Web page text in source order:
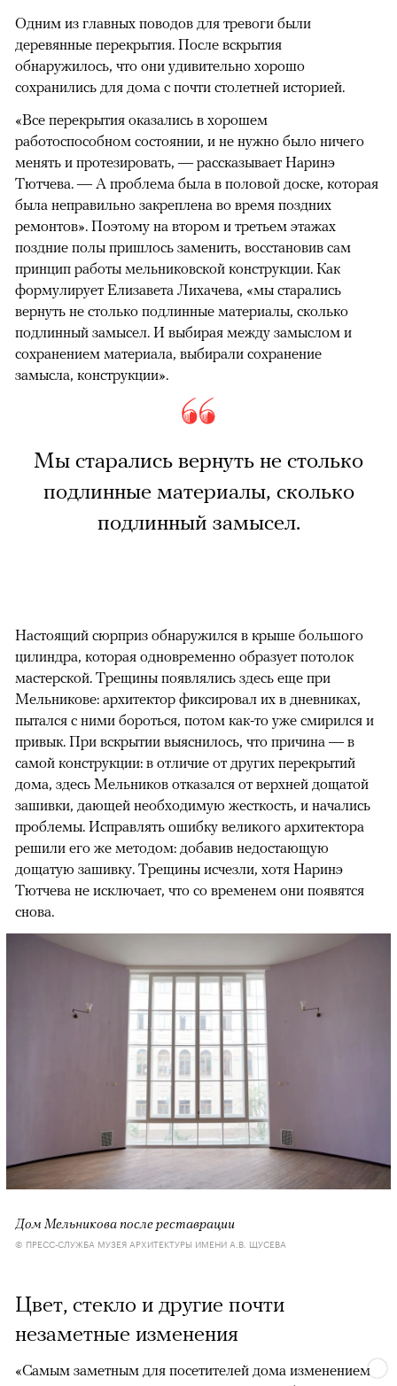
Одним из главных поводов для тревоги были
деревянные перекрытия. После вскрытия
обнаружилось, что они удивительно хорошо
сохранились для дома с почти столетней историей.
«Все перекрытия оказались в хорошем
работоспособном состоянии, и не нужно было ничего
менять и протезировать, — рассказывает Наринэ
Тютчева. — А проблема была в половой доске, которая
была неправильно закреплена во время поздних
ремонтов». Поэтому на втором и третьем этажах
поздние полы пришлось заменить, восстановив сам
принцип работы мельниковской конструкции. Как
формулирует Елизавета Лихачева, «мы старались
вернуть не столько подлинные материалы, сколько
подлинный замысел. И выбирая между замыслом и
сохранением материала, выбирали сохранение
замысла, конструкции».
Мы старались вернуть не столько
подлинные материалы, сколько
подлинный замысел.
Настоящий сюрприз обнаружился в крыше большого
цилиндра, которая одновременно образует потолок
мастерской. Трещины появлялись здесь еще при
Мельникове: архитектор фиксировал их в дневниках,
пытался с ними бороться, потом как-то уже смирился и
привык. При вскрытии выяснилось, что причина — в
самой конструкции: в отличие от других перекрытий
дома, здесь Мельников отказался от верхней дощатой
зашивки, дающей необходимую жесткость, и начались
проблемы. Исправлять ошибку великого архитектора
решили его же методом: добавив недостающую
дощатую зашивку. Трещины исчезли, хотя Наринэ
Тютчева не исключает, что со временем они появятся
снова.
Дом Мельникова после реставрации
© ПРЕСС-СЛУЖБА МУЗЕЯ АРХИТЕКТУРЫ ИМЕНИ А.В. ЩУСЕВА
Цвет, стекло и другие почти
незаметные изменения
«Самым заметным для посетителей дома изменением